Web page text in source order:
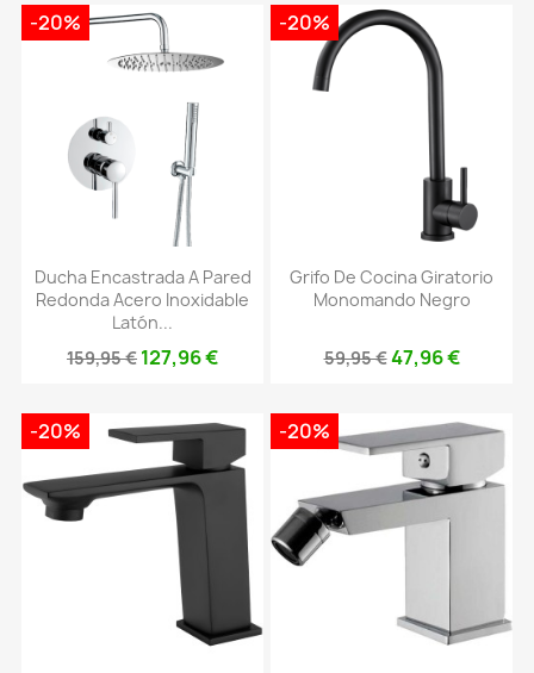
Ducha Encastrada A Pared
Redonda Acero Inoxidable
Latón...
159,95 € 127,96 €
-20%
Grifo De Cocina Giratorio
Monomando Negro
59,95 €47,96 €
-20%
-20% -20%